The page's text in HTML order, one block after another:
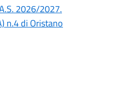
2026/2027.
n.4 di Oristano